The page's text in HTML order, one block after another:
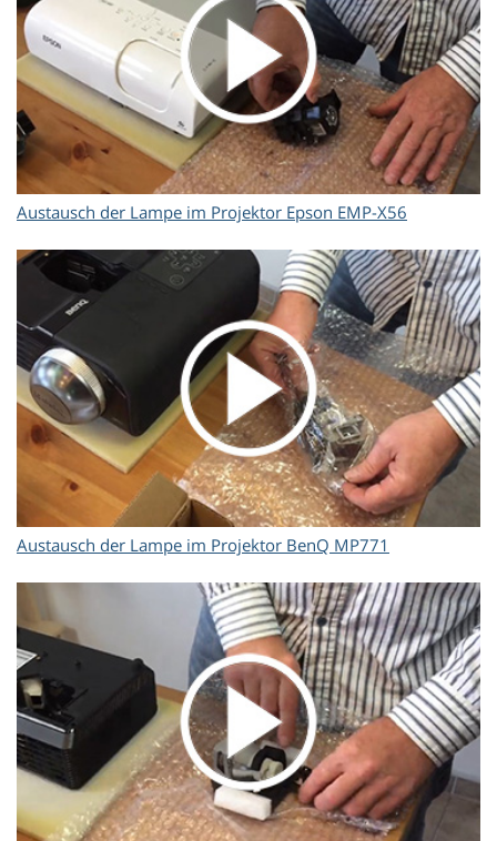
Austausch der Lampe im Projektor Epson EMP-X56
Austausch der Lampe im Projektor BenQ MP771